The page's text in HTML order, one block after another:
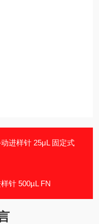
进样针 25μL 固定式
针 500µL FN